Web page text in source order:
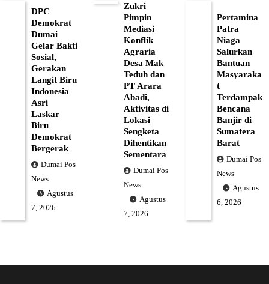
DPC
Demokrat
Dumai
Gelar Bakti
Sosial,
Gerakan
Langit Biru
Indonesia
Asri
Laskar
Biru
Demokrat
Bergerak
Dumai Pos
News
Agustus
7, 2026
Zukri
Pimpin
Mediasi
Konflik
Agraria
Desa Mak
Teduh dan
PT Arara
Abadi,
Aktivitas di
Lokasi
Sengketa
Dihentikan
Sementara
Dumai Pos
News
Agustus
7, 2026
Pertamina
Patra
Niaga
Salurkan
Bantuan
Masyaraka
t
Terdampak
Bencana
Banjir di
Sumatera
Barat
Dumai Pos
News
Agustus
6, 2026